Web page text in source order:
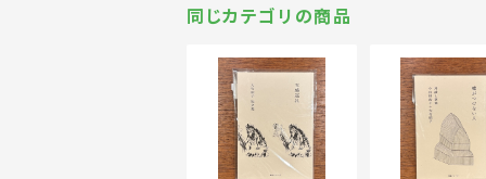
同じカテゴリの商品